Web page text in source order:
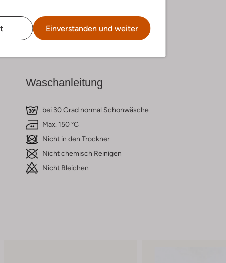
Einverstanden und weiter
Waschanleitung
bei 30 Grad normal Schonwäsche
Max. 150 °C
Nicht in den Trockner
Nicht chemisch Reinigen
Nicht Bleichen